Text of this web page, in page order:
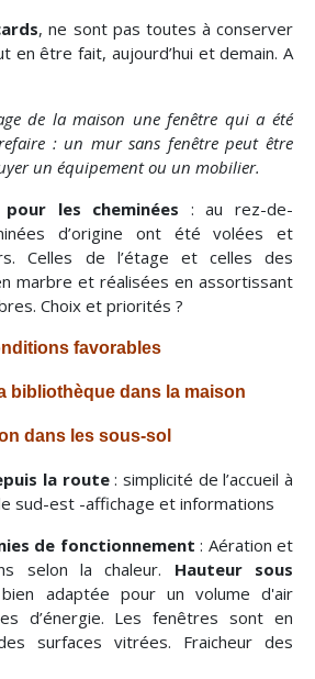
, ne sont pas toutes à conserver
en être fait, aujourd’hui et demain. A
de la maison une fenêtre qui a été
: un mur sans fenêtre peut être
un équipement ou un mobilier.
les cheminées : au rez-de-
d’origine ont été volées et
Celles de l’étage et celles des
marbre et réalisées en assortissant
Choix et priorités ?
favorables
bibliothèque dans la maison
dans les sous-sol
la route: simplicité de l’accueil à
sud-est -affichage et informations
de fonctionnement : Aération et
selon la chaleur. Hauteur sous
adaptée pour un volume d'air
d’énergie. Les fenêtres sont en
surfaces vitrées. Fraicheur des